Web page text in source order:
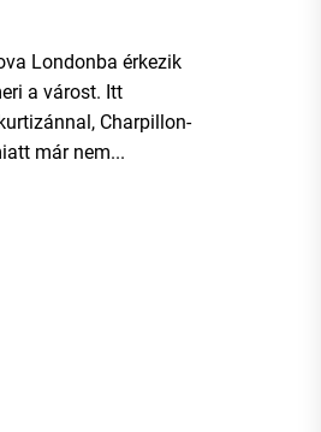
Londonba érkezik
a várost. Itt
Charpillon-
már nem...